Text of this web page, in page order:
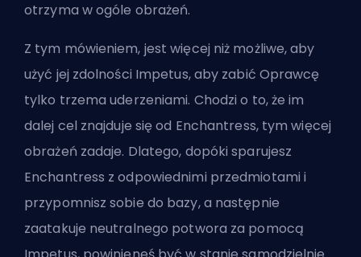
otrzyma w ogóle obrażeń.
Z tym mówieniem, jest więcej niż możliwe, aby
użyć jej zdolności Impetus, aby zabić Oprawcę
tylko trzema uderzeniami. Chodzi o to, że im
dalej cel znajduje się od Enchantress, tym więcej
obrażeń zadaje. Dlatego, dopóki sparujesz
Enchantress z odpowiednimi przedmiotami i
przypomnisz sobie do bazy, a następnie
zaatakuje neutralnego potwora za pomocą